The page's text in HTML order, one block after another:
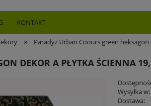
KONTAKT
» Paradyż Urban Coours green heksagon
DEKOR A PŁYTKA ŚCIENNA
Wysyłka w:
Dostawa: